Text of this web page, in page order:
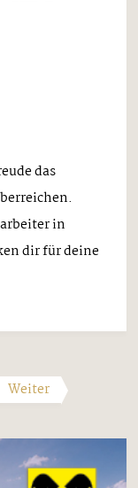
das
in
dir für deine
Weiter